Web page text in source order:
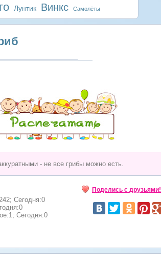
Лунтик Винкс Самолёты
- не все грибы можно есть.
Сегодня:0
Сегодня:0
Поделись с друзьями!